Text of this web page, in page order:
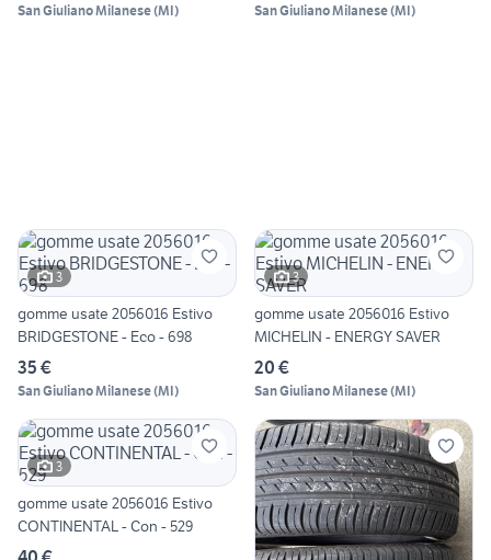
San Giuliano Milanese(MI) San Giuliano Milanese(MI)
3
gomme usate 2056016 Estivo
BRIDGESTONE - Eco - 698
35 €
San Giuliano Milanese(MI)
3
gomme usate 2056016 Estivo
MICHELIN - ENERGY SAVER
20 €
San Giuliano Milanese(MI)
3
gomme usate 2056016 Estivo
CONTINENTAL - Con - 529